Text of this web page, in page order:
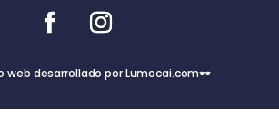
web desarrollado por Lumocai.com🕶️